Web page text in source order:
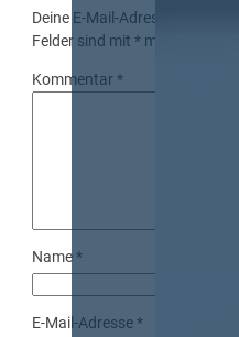
Deine E-Mail-Adresse wird
Felder sind mit* markiert
Kommentar*
Name*
E-Mail-Adresse*